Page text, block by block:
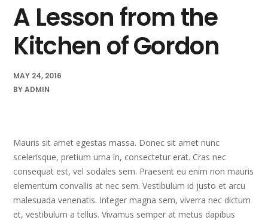
A Lesson from the
Kitchen of Gordon
MAY 24, 2016
BYADMIN
Mauris sit amet egestas massa. Donec sit amet nunc
scelerisque, pretium urna in, consectetur erat. Cras nec
consequat est, vel sodales sem. Praesent eu enim non mauris
elementum convallis at nec sem. Vestibulum id justo et arcu
malesuada venenatis. Integer magna sem, viverra nec dictum
et, vestibulum a tellus. Vivamus semper at metus dapibus